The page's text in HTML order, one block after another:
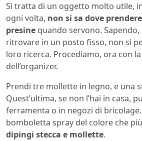
Si tratta di un oggetto molto utile,
ogni volta, non si sa dove
presine quando servono.
ritrovare in un posto fisso, non si
loro ricerca. Procediamo, ora con
dell’organizer.
Prendi tre mollette in legno, e una
Quest’ultima, se non l’hai in casa,
ferramenta o in negozi di
bomboletta spray del colore che
dipingi stecca e mollette.